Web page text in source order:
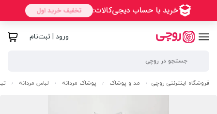
ورود | ثبت‌نام
فروشگاه اینترنتی روچی / مد و پوشاک / پوشاک مردانه / لباس مردانه /